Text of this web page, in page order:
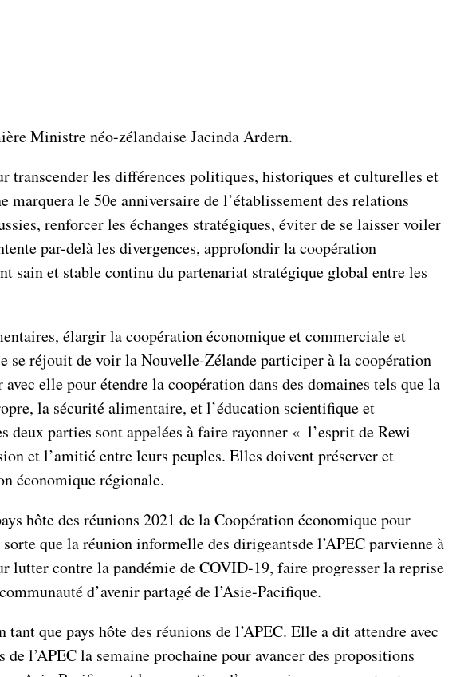
Ministre néo-zélandaise Jacinda Ardern.
les différences politiques, historiques et culturelles et
le 50e anniversaire de l’établissement des relations
renforcer les échanges stratégiques, éviter de se laisser voiler
par-delà les divergences, approfondir la coopération
sain et stable continu du partenariat stratégique global entre les
élargir la coopération économique et commerciale et
réjouit de voir la Nouvelle-Zélande participer à la coopération
elle pour étendre la coopération dans des domaines tels que la
la sécurité alimentaire, et l’éducation scientifique et
parties sont appelées à faire rayonner « l’esprit de Rewi
et l’amitié entre leurs peuples. Elles doivent préserver et
économique régionale.
hôte des réunions 2021 de la Coopération économique pour
que la réunion informelle des dirigeantsde l’APEC parvienne à
lutter contre la pandémie de COVID-19, faire progresser la reprise
d’avenir partagé de l’Asie-Pacifique.
que pays hôte des réunions de l’APEC. Elle a dit attendre avec
l’APEC la semaine prochaine pour avancer des propositions